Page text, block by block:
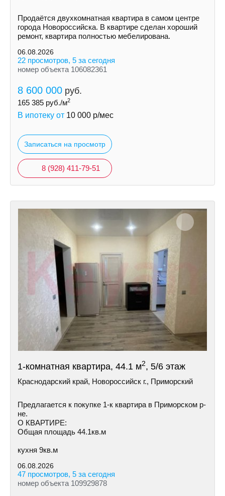
Продаётся двухкомнатная квартира в самом центре
города Новороссийска. В квартире сделан хороший
ремонт, квартира полностью мебелирована.
06.08.2026
22 просмотров, 5 за сегодня
номер объекта 106082361
8 600 000 руб.
165 385 руб./м2
В ипотеку от 10 000 р/мес
Записаться на просмотр
8 (928) 411-79-51
1-комнатная квартира, 44.1 м2, 5/6 этаж
Краснодарский край, Новороссийск г., Приморский
Предлагается к покупке 1-к квартира в Приморском р-
не.
О КВАРТИРЕ:
Общая площадь 44.1кв.м
кухня 9кв.м
06.08.2026
47 просмотров, 5 за сегодня
номер объекта 109929878